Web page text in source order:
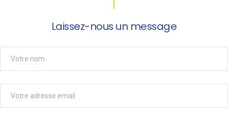
Laissez-nous un message